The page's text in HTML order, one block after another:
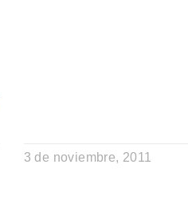
3 de noviembre, 2011